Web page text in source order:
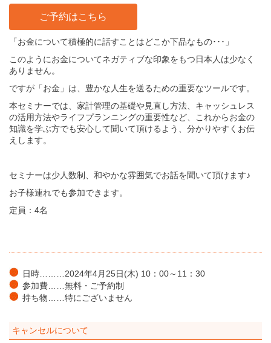
ご予約はこちら
「お金について積極的に話すことはどこか下品なもの･･･」
このようにお金についてネガティブな印象をもつ日本人は少なく
ありません。
ですが「お金」は、豊かな人生を送るための重要なツールです。
本セミナーでは、家計管理の基礎や見直し方法、キャッシュレス
の活用方法やライフプランニングの重要性など、これからお金の
知識を学ぶ方でも安心して聞いて頂けるよう、分かりやすくお伝
えします。
セミナーは少人数制、和やかな雰囲気でお話を聞いて頂けます♪
お子様連れでも参加できます。
定員：4名
日時………2024年4月25日(木) 10：00～11：30
参加費……無料・ご予約制
持ち物……特にございません
キャンセルについて